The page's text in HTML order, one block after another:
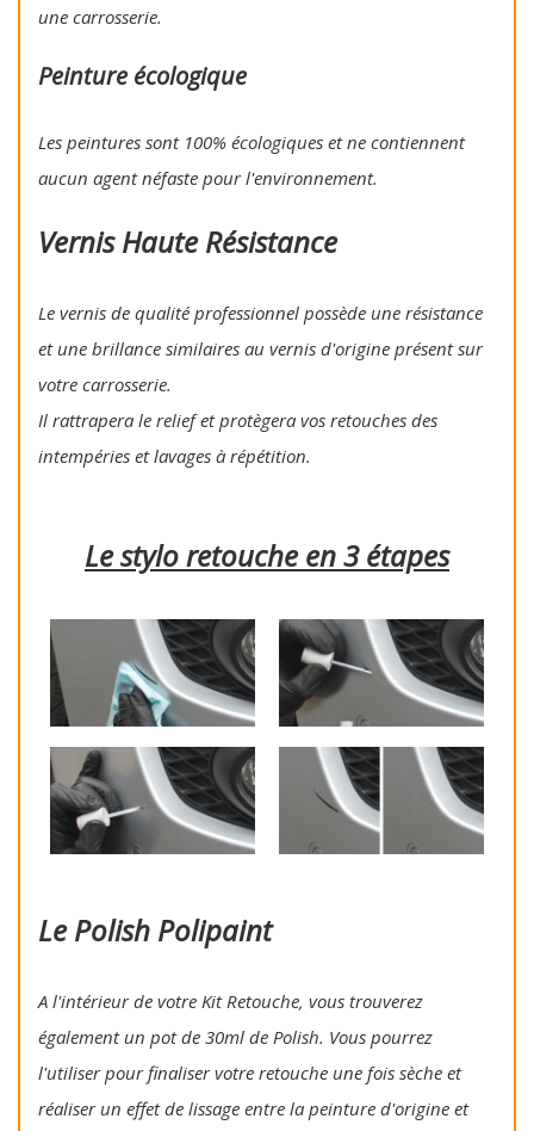
une carrosserie.
Peinture écologique
Les peintures sont 100% écologiques et ne contiennent
aucun agent néfaste pour l'environnement.
Vernis Haute Résistance
Le vernis de qualité professionnel possède une résistance
et une brillance similaires au vernis d'origine présent sur
votre carrosserie.
Il rattrapera le relief et protègera vos retouches des
intempéries et lavages à répétition.
Le stylo retouche en 3 étapes
Le Polish Polipaint
A l'intérieur de votre Kit Retouche, vous trouverez
également un pot de 30ml de Polish. Vous pourrez
l'utiliser pour finaliser votre retouche une fois sèche et
réaliser un effet de lissage entre la peinture d'origine et